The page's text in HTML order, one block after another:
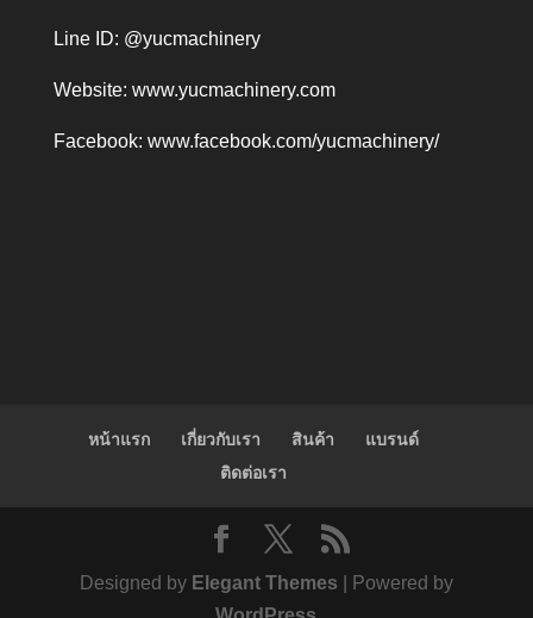
Line ID: @yucmachinery
Website: www.yucmachinery.com
Facebook: www.facebook.com/yucmachinery/
หน้าแรก เกี่ยวกับเรา สินค้า
แบรนด์
ติดต่อเรา
Designed by Elegant Themes | Powered by